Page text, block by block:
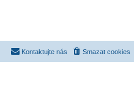
Smazat cookies
Kontaktujte nás